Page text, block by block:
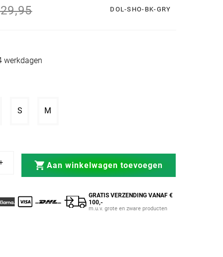
DOL-SHO-BK-GRY
werkdagen
of niet beschikbaar
uitverkocht of niet beschikbaar
SVariant uitverkocht of niet beschikbaar
M
Dolfijn Zwart/GrijsDolfijn Zwart/Grijs
Aan winkelwagen toevoegen
GRATIS VERZENDING VANAF €
100,-
m.u.v. grote en zware producten